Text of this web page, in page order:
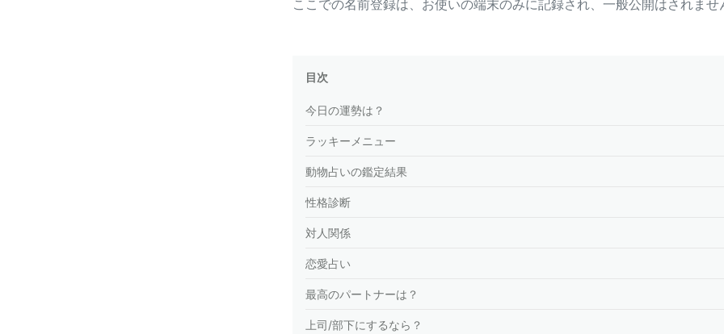
ここでの名前登録は、お使いの端末のみに記録され、一般公開はされませ
目次
今日の運勢は？
ラッキーメニュー
動物占いの鑑定結果
性格診断
対人関係
恋愛占い
最高のパートナーは？
上司/部下にするなら？